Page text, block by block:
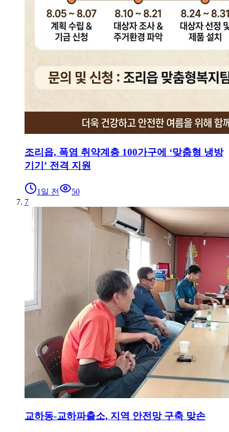
조리읍, 폭염 취약계층 100가구에 ‘맞춤형 냉방
기기’ 전격 지원
1일 전
50
7
교하동-교하파출소, 지역 안전망 구축 맞손